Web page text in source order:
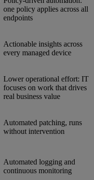
one policy applies across all
endpoints
Actionable insights across
every managed device
Lower operational effort: IT
focuses on work that drives
real business value
Automated patching, runs
without intervention
Automated logging and
continuous monitoring